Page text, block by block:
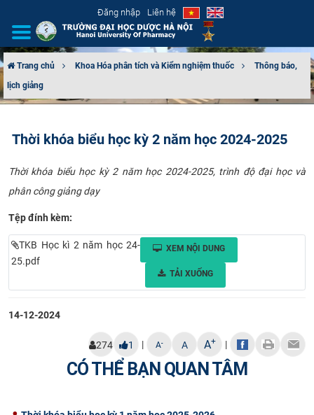
Đăng nhập Liên hệ
GIỚI THIỆU
ĐÀO TẠO
KHOA HỌC CÔNG NGHỆ
Trang chủ Khoa Hóa phân tích và Kiểm nghiệm thuốc
Thông báo,
lịch giảng
Thời khóa biểu học kỳ 2 năm học 2024-2025
Thời khóa biểu học kỳ 2 năm học 2024-2025, trình độ đại học và
phân công giảng dạy
Tệp đính kèm:
TKB Học kì 2 năm học 24-
25.pdf
XEM NỘI DUNG
TẢI XUỐNG
14-12-2024
274 1 | A- A A+ |
CÓ THỂ BẠN QUAN TÂM